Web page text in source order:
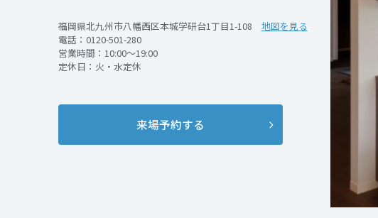
テクノロジー（住まいの性能）
建築事例・建築実例
インテリア
店舗・各種施設
土地活用モデルルーム見学
リフォームメニュー
リフォーム事例
分譲マンション開発事業
収益不動産・投資開発事業
アフターメンテナンス
ミサワリフォーム
ミサワホームグループ
IR情報
環境活動
福岡県北九州市八幡西区本城学研台1丁目1-108
地図を見る
電話： 0120-501-280
営業時間：10:00～19:00
定休日：火・水定休
来場予約する
青森県
宮城県
※ご来場プレゼントは1世帯1
開催場所